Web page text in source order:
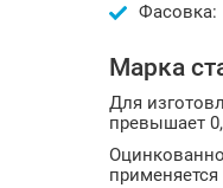
Фасовка:
Марка
Для
превышает